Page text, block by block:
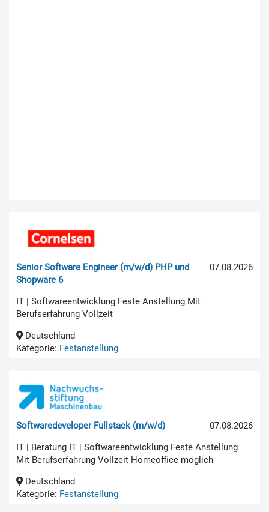
07.08.2026
Senior Software Engineer (m/w/d) PHP und
Shopware 6
IT | Softwareentwicklung Feste Anstellung Mit
Berufserfahrung Vollzeit
Deutschland
Kategorie: Festanstellung
07.08.2026
Softwaredeveloper Fullstack (m/w/d)
IT | Beratung IT | Softwareentwicklung Feste Anstellung
Mit Berufserfahrung Vollzeit Homeoffice möglich
Deutschland
Kategorie: Festanstellung